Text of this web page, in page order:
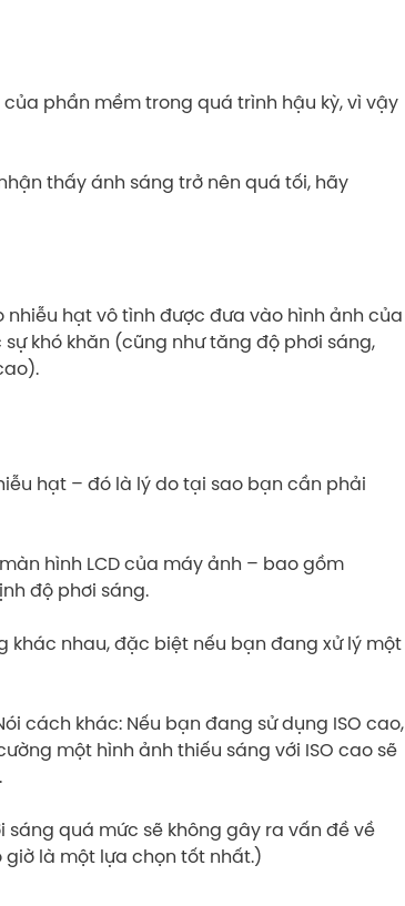
phần mềm trong quá trình hậu kỳ, vì vậy
thấy ánh sáng trở nên quá tối, hãy
nhiễu hạt vô tình được đưa vào hình ảnh của
khó khăn (cũng như tăng độ phơi sáng,
hạt – đó là lý do tại sao bạn cần phải
hình LCD của máy ảnh – bao gồm
độ phơi sáng.
nhau, đặc biệt nếu bạn đang xử lý một
cách khác: Nếu bạn đang sử dụng ISO cao,
một hình ảnh thiếu sáng với ISO cao sẽ
quá mức sẽ không gây ra vấn đề về
giờ là một lựa chọn tốt nhất.)